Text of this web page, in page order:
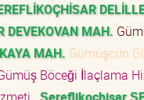
MAH.
MAH. Gümüşcün
Böceği İlaçlama